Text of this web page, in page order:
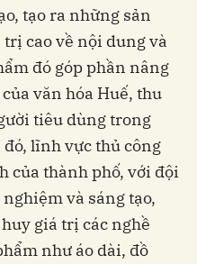
tạo ra những sản
cao về nội dung và
đó góp phần nâng
văn hóa Huế, thu
tiêu dùng trong
đó, lĩnh vực thủ công
của thành phố, với đội
và sáng tạo,
giá trị các nghề
như áo dài, đồ